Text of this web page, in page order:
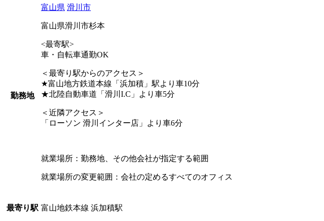
勤務地
富山県 滑川市
富山県滑川市杉本
<最寄駅>
車・自転車通勤OK
＜最寄り駅からのアクセス＞
★富山地方鉄道本線「浜加積」駅より車10分
★北陸自動車道「滑川I.C」より車5分
＜近隣アクセス＞
「ローソン 滑川インター店」より車6分
就業場所：勤務地、その他会社が指定する範囲
就業場所の変更範囲：会社の定めるすべてのオフィス
最寄り駅 富山地鉄本線 浜加積駅